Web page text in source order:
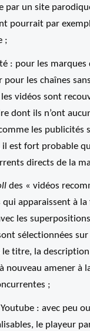
par un site
pourrait par
;
: pour les
pour les chaînes
vidéos sont
dont ils n’ont
les publicités
il est fort probable
directs de la
des « vidéos
apparaissent à la
les
sélectionnées
le titre, la
nouveau amener à
;
: avec peu
le playeur